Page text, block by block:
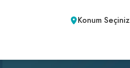
Konum Seçiniz